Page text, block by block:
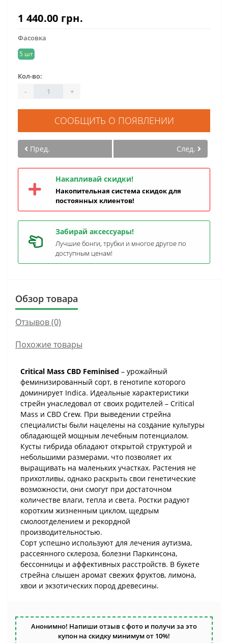
1 440.00 грн.
Фасовка
5 шт
Кол-во:
-
+
СООБЩИТЬ О ПОЯВЛЕНИИ
Пред. След.
Накапливай скидки!
Накопительная система скидок для
постоянных клиентов!
Забирай аксессуары!
Лучшие бонги, трубки и многое другое по
доступным ценам!
Обзор товара
Отзывов (0)
Похожие товары
Critical Mass CBD Feminised – урожайный
феминизированный сорт, в генотипе которого
доминирует Indica. Идеальные характеристики
стрейн унаследовал от своих родителей – Critical
Mass и CBD Crew. При выведении стрейна
специалисты были нацелены на создание культуры
обладающей мощным лечебным потенциалом.
Кусты гибрида обладают открытой структурой и
небольшими размерами, что позволяет их
выращивать на маленьких участках. Растения не
прихотливы, однако раскрыть свои генетические
возможности, они смогут при достаточном
количестве влаги, тепла и света. Ростки радуют
коротким жизненным циклом, щедрым
смолоотделением и рекордной
производительностью.
Сорт успешно используют для лечения аутизма,
рассеянного склероза, болезни Паркинсона,
бессонницы и аффективных расстройств. В букете
стрейна слышен аромат свежих фруктов, лимона,
хвои и экзотических пород древесины.
Анонимно! Напиши отзыв с фото и получи за это
купон на скидку минимум от 10%!